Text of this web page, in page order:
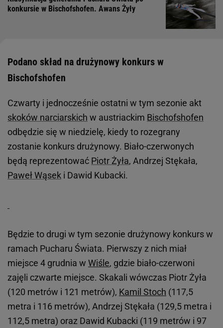
konkursie w Bischofshofen. Awans Żyły
Podano skład na drużynowy konkurs w
Bischofshofen
Czwarty i jednocześnie ostatni w tym sezonie akt
skoków narciarskich w austriackim Bischofshofen
odbędzie się w niedzielę, kiedy to rozegrany
zostanie konkurs drużynowy. Biało-czerwonych
będą reprezentować Piotr Żyła, Andrzej Stękała,
Paweł Wąsek i Dawid Kubacki.
Będzie to drugi w tym sezonie drużynowy konkurs w
ramach Pucharu Świata. Pierwszy z nich miał
miejsce 4 grudnia w Wiśle, gdzie biało-czerwoni
zajęli czwarte miejsce. Skakali wówczas Piotr Żyła
(120 metrów i 121 metrów), Kamil Stoch (117,5
metra i 116 metrów), Andrzej Stękała (129,5 metra i
112,5 metra) oraz Dawid Kubacki (119 metrów i 97